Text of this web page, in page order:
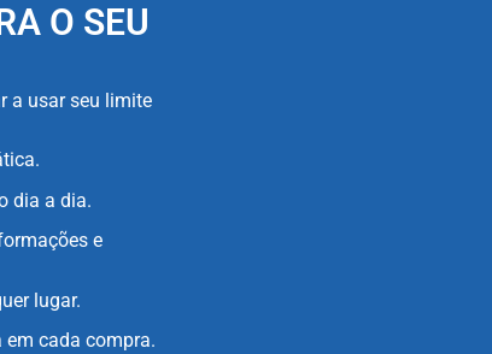
O SEU
a usar seu limite
dia a dia.
e
lugar.
em cada compra.